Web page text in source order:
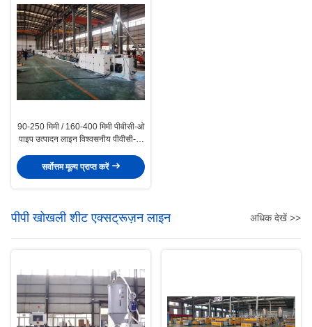
90-250 मिमी / 160-400 मिमी पीवीसी-ओ
पाइप उत्पादन लाइन विश्वसनीय पीवीसी-ओ
सर्वोत्तम मूल्य प्राप्त करें
पीपी खोखली शीट एक्सट्रूज़न लाइन अधिक देखें >>